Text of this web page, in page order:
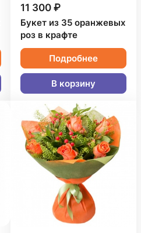
11 300 ₽
Букет из 35 оранжевых
роз в крафте
Подробнее
В корзину